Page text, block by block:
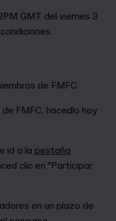
GMT del viernes 3
de FMFC.
FMFC, hacedlo hoy
id a la pestaña
clic en "Participar
en un plazo de